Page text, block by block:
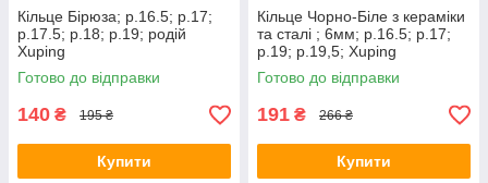
Кільце Бірюза; р.16.5; р.17;
р.17.5; р.18; р.19; родій
Xuping
Готово до відправки
140 ₴ 195 ₴
Купити
Кільце Чорно-Біле з кераміки
та сталі ; 6мм; р.16.5; р.17;
р.19; р.19,5; Xuping
Готово до відправки
191 ₴ 266 ₴
Купити